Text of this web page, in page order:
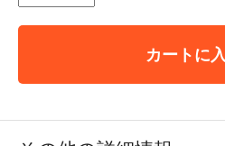
カートに